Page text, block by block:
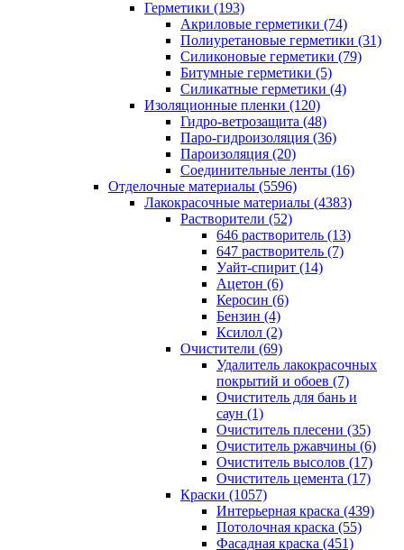
Герметики (193)
Акриловые герметики (74)
Полиуретановые герметики (31)
Силиконовые герметики (79)
Битумные герметики (5)
Силикатные герметики (4)
Изоляционные пленки (120)
Гидро-ветрозащита (48)
Паро-гидроизоляция (36)
Пароизоляция (20)
Соединительные ленты (16)
Отделочные материалы (5596)
Лакокрасочные материалы (4383)
Растворители (52)
646 растворитель (13)
647 растворитель (7)
Уайт-спирит (14)
Ацетон (6)
Керосин (6)
Бензин (4)
Ксилол (2)
Очистители (69)
Удалитель лакокрасочных
покрытий и обоев (7)
Очиститель для бань и
саун (1)
Очиститель плесени (35)
Очиститель ржавчины (6)
Очиститель высолов (17)
Очиститель цемента (17)
Краски (1057)
Интерьерная краска (439)
Потолочная краска (55)
Фасадная краска (451)